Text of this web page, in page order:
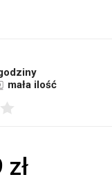
mała ilość